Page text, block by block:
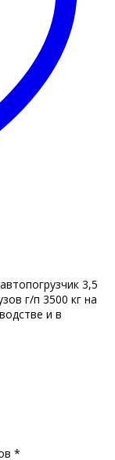
3,5
г/п 3500 кг на
и в
*